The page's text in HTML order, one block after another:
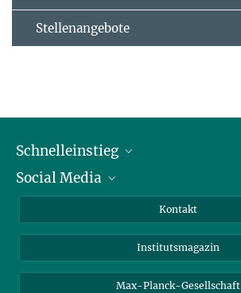
Stellenangebote
Schnelleinstieg
Alumni
Social Media
Facebook
Kontakt
Institutsmagazin
Max-Planck-Gesellschaft